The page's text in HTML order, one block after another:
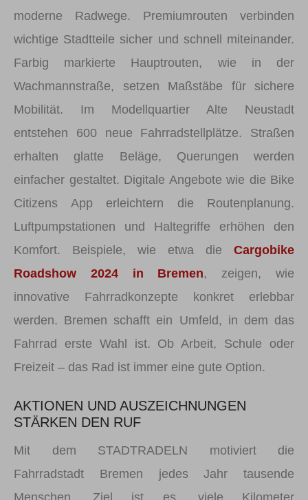
moderne Radwege. Premiumrouten verbinden
wichtige Stadtteile sicher und schnell miteinander.
Farbig markierte Hauptrouten, wie in der
Wachmannstraße, setzen Maßstäbe für sichere
Mobilität. Im Modellquartier Alte Neustadt
entstehen 600 neue Fahrradstellplätze. Straßen
erhalten glatte Beläge, Querungen werden
einfacher gestaltet. Digitale Angebote wie die Bike
Citizens App erleichtern die Routenplanung.
Luftpumpstationen und Haltegriffe erhöhen den
Komfort. Beispiele, wie etwa die Cargobike
Roadshow 2024 in Bremen, zeigen, wie
innovative Fahrradkonzepte konkret erlebbar
werden. Bremen schafft ein Umfeld, in dem das
Fahrrad erste Wahl ist. Ob Arbeit, Schule oder
Freizeit – das Rad ist immer eine gute Option.
AKTIONEN UND AUSZEICHNUNGEN
STÄRKEN DEN RUF
Mit dem STADTRADELN motiviert die
Fahrradstadt Bremen jedes Jahr tausende
Menschen. Ziel ist es, viele Kilometer